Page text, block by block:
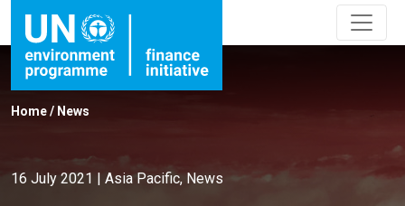
Home/ News
16 July 2021 | Asia Pacific, News